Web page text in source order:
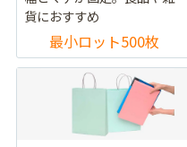
貨におすすめ
最小ロット500枚